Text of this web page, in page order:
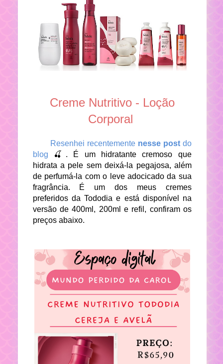
Creme Nutritivo - Loção
Corporal
Resenhei recentemente nesse postdo
blog 🍒. É um hidratante cremoso que
hidrata a pele sem deixá-la pegajosa, além
de perfumá-la com o leve adocicado da sua
fragrância. É um dos meus cremes
preferidos da Tododia e está disponível na
versão de 400ml, 200ml e refil, confiram os
preços abaixo.